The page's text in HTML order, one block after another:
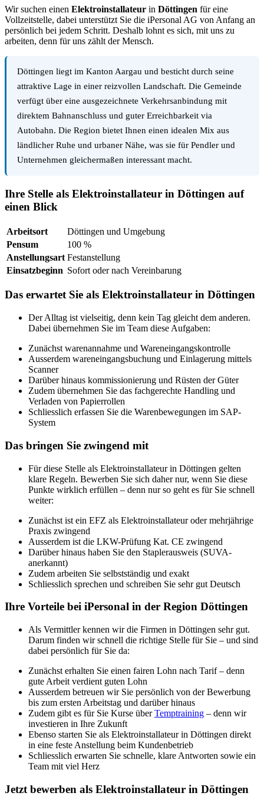
Wir suchen einen Elektroinstallateur in Döttingen für eine
Vollzeitstelle, dabei unterstützt Sie die iPersonal AG von Anfang an
persönlich bei jedem Schritt. Deshalb lohnt es sich, mit uns zu
arbeiten, denn für uns zählt der Mensch.
Döttingen liegt im Kanton Aargau und besticht durch seine
attraktive Lage in einer reizvollen Landschaft. Die Gemeinde
verfügt über eine ausgezeichnete Verkehrsanbindung mit
direktem Bahnanschluss und guter Erreichbarkeit via
Autobahn. Die Region bietet Ihnen einen idealen Mix aus
ländlicher Ruhe und urbaner Nähe, was sie für Pendler und
Unternehmen gleichermaßen interessant macht.
Ihre Stelle als Elektroinstallateur in Döttingen auf
einen Blick
Arbeitsort
Döttingen und Umgebung
Pensum
100 %
Anstellungsart Festanstellung
Einsatzbeginn Sofort oder nach Vereinbarung
Das erwartet Sie als Elektroinstallateur in Döttingen
Der Alltag ist vielseitig, denn kein Tag gleicht dem anderen.
Dabei übernehmen Sie im Team diese Aufgaben:
Zunächst warenannahme und Wareneingangskontrolle
Ausserdem wareneingangsbuchung und Einlagerung mittels
Scanner
Darüber hinaus kommissionierung und Rüsten der Güter
Zudem übernehmen Sie das fachgerechte Handling und
Verladen von Papierrollen
Schliesslich erfassen Sie die Warenbewegungen im SAP-
System
Das bringen Sie zwingend mit
Für diese Stelle als Elektroinstallateur in Döttingen gelten
klare Regeln. Bewerben Sie sich daher nur, wenn Sie diese
Punkte wirklich erfüllen – denn nur so geht es für Sie schnell
weiter:
Zunächst ist ein EFZ als Elektroinstallateur oder mehrjährige
Praxis zwingend
Ausserdem ist die LKW-Prüfung Kat. CE zwingend
Darüber hinaus haben Sie den Staplerausweis (SUVA-
anerkannt)
Zudem arbeiten Sie selbstständig und exakt
Schliesslich sprechen und schreiben Sie sehr gut Deutsch
Ihre Vorteile bei iPersonal in der Region Döttingen
Als Vermittler kennen wir die Firmen in Döttingen sehr gut.
Darum finden wir schnell die richtige Stelle für Sie – und sind
dabei persönlich für Sie da:
Zunächst erhalten Sie einen fairen Lohn nach Tarif – denn
gute Arbeit verdient guten Lohn
Ausserdem betreuen wir Sie persönlich von der Bewerbung
bis zum ersten Arbeitstag und darüber hinaus
Zudem gibt es für Sie Kurse überTemptraining – denn wir
investieren in Ihre Zukunft
Ebenso starten Sie als Elektroinstallateur in Döttingen direkt
in eine feste Anstellung beim Kundenbetrieb
Schliesslich erwarten Sie schnelle, klare Antworten sowie ein
Team mit viel Herz
Jetzt bewerben als Elektroinstallateur in Döttingen